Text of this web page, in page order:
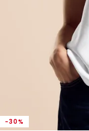
-30%